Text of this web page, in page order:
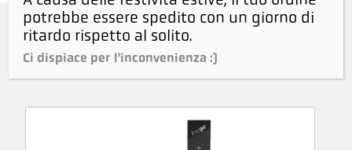
Anche altri hanno visto
potrebbe essere spedito con un giorno di
ritardo rispetto al solito.
Ci dispiace per l'inconvenienza :)